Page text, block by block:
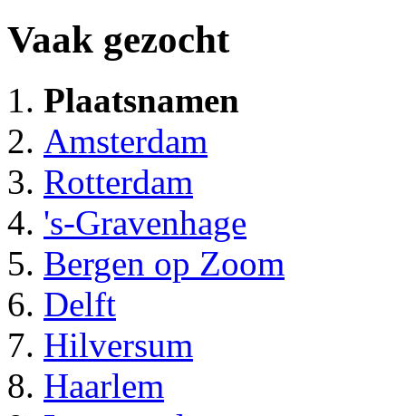
Vaak gezocht
Plaatsnamen
Amsterdam
Rotterdam
's-Gravenhage
Bergen op Zoom
Delft
Hilversum
Haarlem